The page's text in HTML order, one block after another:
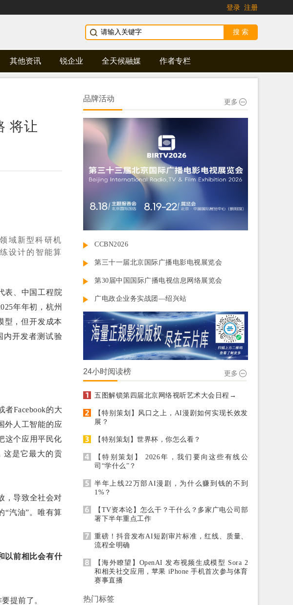
登录 注册
其他资讯 锐企业 全天候融媒 作者专栏
将让
域新型科研机
设计的智能算
表、中国工程院
年年初，杭州
型，但开发成本
内开发者测试验
者Facebook的大
外人工智能的应
这个应用平民化
这是它最大的贡
，导致全社会对
“汽油”。唯有算
以前相比会有什
提前了。
品牌活动 更多
CCBN2026
第三十一届北京国际广播电影电视展览会
第30届中国国际广播电视信息网络展览会
广电政企业务实战团—绍兴站
24小时阅读榜 更多
五图解锁第四届北京网络视听艺术大会日程→
【特别策划】风口之上，AI漫剧如何实现长效发
展？
【特别策划】世界杯，你怎么看？
【特别策划】 2026年，我们要向这些有线公
司“学什么”？
半年上线22万部AI漫剧，为什么赚到钱的不到
1%？
【TV资本论】怎么干？干什么？多家广电公司部
署下半年重点工作
重磅！抖音发布AI短剧审片标准，红线、质量、
流程全明确
【海外瞭望】OpenAI 发布视频生成模型 Sora 2
和相关社交应用，苹果 iPhone 手机首次参与体育
赛事直播
热门标签